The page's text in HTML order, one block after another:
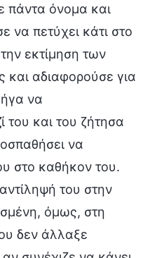
πάντα όνομα και
να πετύχει κάτι στο
εκτίμηση των
και αδιαφορούσε για
να
και του ζήτησα
να
στο καθήκον του.
του στην
όμως, στη
δεν άλλαξε